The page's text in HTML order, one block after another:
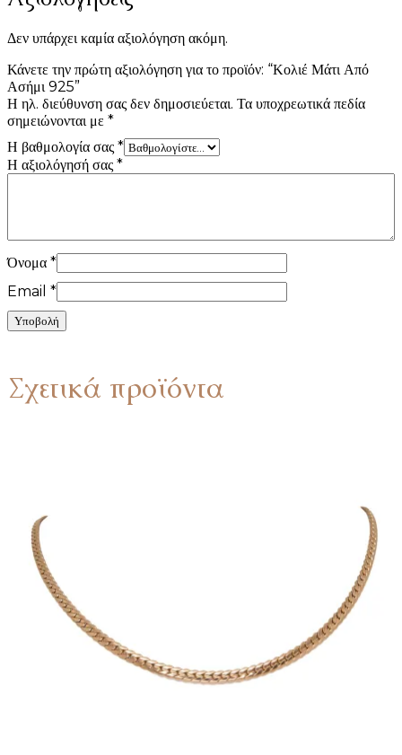
Δεν υπάρχει καμία αξιολόγηση ακόμη.
Κάνετε την πρώτη αξιολόγηση για το προϊόν: “Κολιέ Μάτι Από
Ασήμι 925”
Η ηλ. διεύθυνση σας δεν δημοσιεύεται. Τα υποχρεωτικά πεδία
σημειώνονται με *
Η βαθμολογία σας *
Η αξιολόγησή σας *
Όνομα *
Email *
Σχετικά προϊόντα